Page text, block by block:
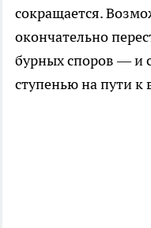
сокращается.
окончательно
бурных споров — и
ступенью на пути к